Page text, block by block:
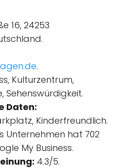
16, 24253
.
Kulturzentrum,
Daten:
Kinder­freundlich.
Unternehmen hat 702
My Business.
4.3/5.